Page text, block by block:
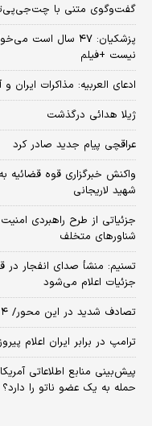
گفت‌وگوی متنی با
پزشکیان: ۴۷ سال
نیست +فیلم
ادعای العربیه: مذاکرات
ژیلا هدائی درگذشت
عراقچی پیام جدید صادر کرد
واکنش خبرگزاری قوه قضائیه
شهید لاریجانی
شناورهای متخلف
تسنیم: منشأ صدای انفجار
جزئیات اعلام می‌شود
تصادف شدید در این محور/ ۴ نفر جان باختند
ترامپ در برابر ایران اعلام
پیش‌بینی منابع اطلاعاتی
حمله به یک عضو ناتو را دارد؟